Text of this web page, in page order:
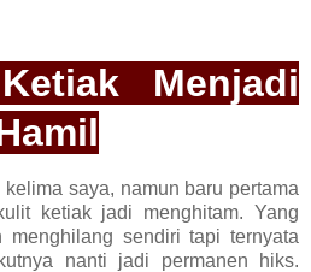
Menjadi
saya, namun baru pertama
ketiak jadi menghitam. Yang
sendiri tapi ternyata
nanti jadi permanen hiks.